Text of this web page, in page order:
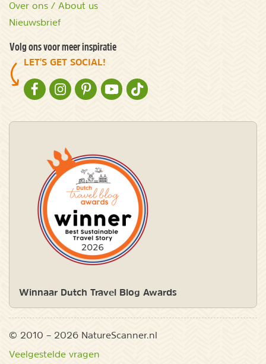
Over ons / About us
Nieuwsbrief
Volg ons voor meer inspiratie
LET'S GET SOCIAL!
NATURESCANNER OP FACEBOOK
NATURESCANNER OP INSTAGRAM
NATURESCANNER OP PINTEREST
NATURESCANNER OP YOUTUBE
NATURESCANNER OP TIKTOK
Winnaar Dutch Travel Blog Awards
© 2010 – 2026 NatureScanner.nl
Veelgestelde vragen